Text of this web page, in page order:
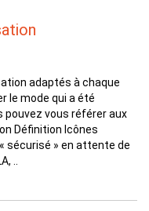
adaptés à chaque
le mode qui a été
vous référer aux
Définition Icônes
sécurisé » en attente de
..